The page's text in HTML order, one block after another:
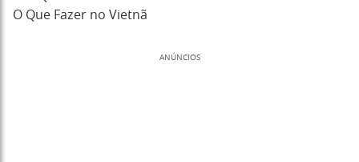
O Que Fazer no Vietnã
ANÚNCIOS